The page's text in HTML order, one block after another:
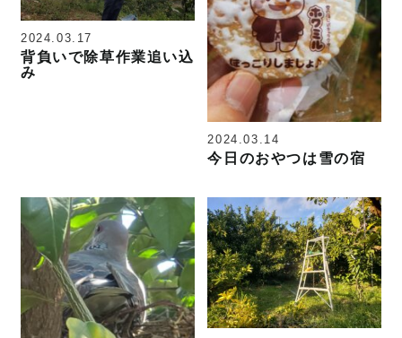
2024.03.17
背負いで除草作業追い込
み
2024.03.14
今日のおやつは雪の宿